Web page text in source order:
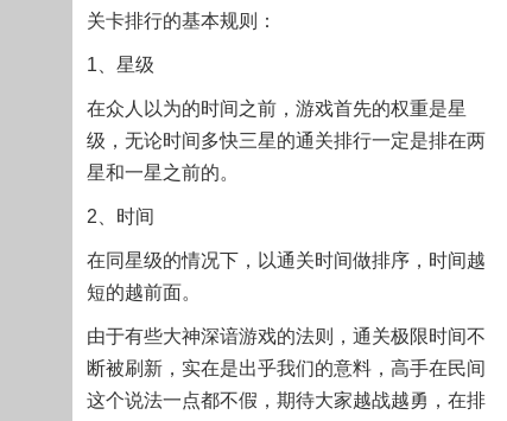
关卡排行的基本规则：
1、星级
在众人以为的时间之前，游戏首先的权重是星
级，无论时间多快三星的通关排行一定是排在两
星和一星之前的。
2、时间
在同星级的情况下，以通关时间做排序，时间越
短的越前面。
由于有些大神深谙游戏的法则，通关极限时间不
断被刷新，实在是出乎我们的意料，高手在民间
这个说法一点都不假，期待大家越战越勇，在排